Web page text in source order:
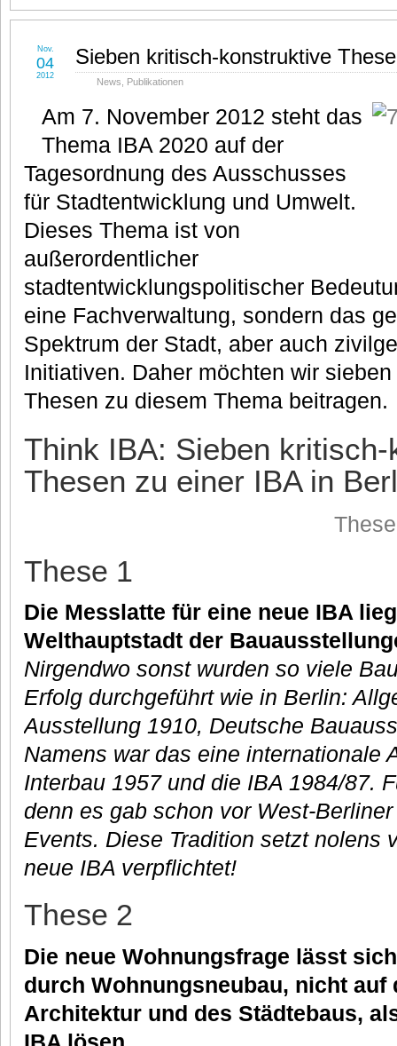
Sieben kritisch-konstruktive
News Publikationen
Nov.
04
2012
Am 7. November 2012 steht das
Thema IBA 2020 auf der
Tagesordnung des Ausschusses
für Stadtentwicklung und Umwelt.
Dieses Thema ist von
außerordentlicher
stadtentwicklungspolitischer
eine Fachverwaltung, sondern das
Spektrum der Stadt, aber auch
Initiativen. Daher möchten wir
Thesen zu diesem Thema beitragen.
Think IBA: Sieben
Thesen zu einer IBA in
These 1
Die Messlatte für eine neue IBA
Welthauptstadt der
Nirgendwo sonst wurden so viele
Erfolg durchgeführt wie in Berlin:
Ausstellung 1910, Deutsche
Namens war das eine internationale
Interbau 1957 und die IBA 1984/87.
denn es gab schon vor West-
Events. Diese Tradition setzt nolens
neue IBA verpflichtet!
These 2
Die neue Wohnungsfrage lässt
durch Wohnungsneubau, nicht auf
Architektur und des Städtebaus,